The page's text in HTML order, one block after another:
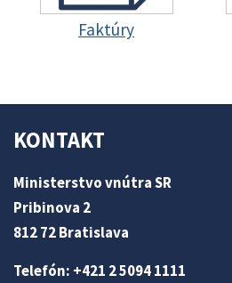
Faktúry
KONTAKT
Ministerstvo vnútra SR
Pribinova 2
812 72 Bratislava
Telefón: +421 2 5094 1111